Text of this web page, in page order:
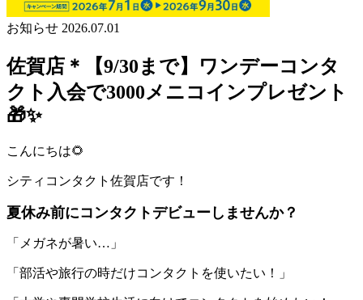
お知らせ 2026.07.01
佐賀店＊【9/30まで】ワンデーコンタ
クト入会で3000メニコインプレゼント
🎁✨
こんにちは🌻
シティコンタクト佐賀店です！
夏休み前にコンタクトデビューしませんか？
「メガネが暑い…」
「部活や旅行の時だけコンタクトを使いたい！」